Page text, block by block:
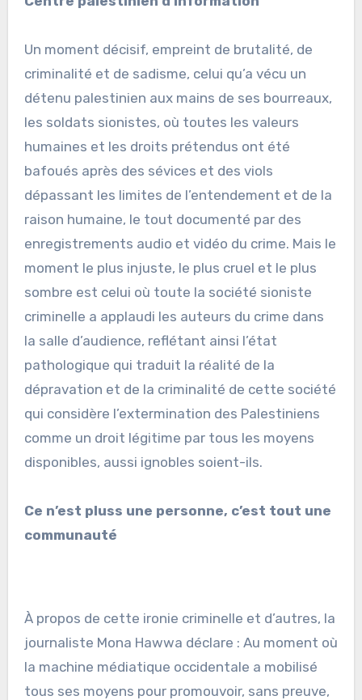
Un moment décisif, empreint de brutalité, de
criminalité et de sadisme, celui qu’a vécu un
détenu palestinien aux mains de ses bourreaux,
les soldats sionistes, où toutes les valeurs
humaines et les droits prétendus ont été
bafoués après des sévices et des viols
dépassant les limites de l’entendement et de la
raison humaine, le tout documenté par des
enregistrements audio et vidéo du crime. Mais le
moment le plus injuste, le plus cruel et le plus
sombre est celui où toute la société sioniste
criminelle a applaudi les auteurs du crime dans
la salle d’audience, reflétant ainsi l’état
pathologique qui traduit la réalité de la
dépravation et de la criminalité de cette société
qui considère l’extermination des Palestiniens
comme un droit légitime par tous les moyens
disponibles, aussi ignobles soient-ils.
Ce n’est pluss une personne, c’est tout une
communauté
À propos de cette ironie criminelle et d’autres, la
journaliste Mona Hawwa déclare : Au moment où
la machine médiatique occidentale a mobilisé
tous ses moyens pour promouvoir, sans preuve,